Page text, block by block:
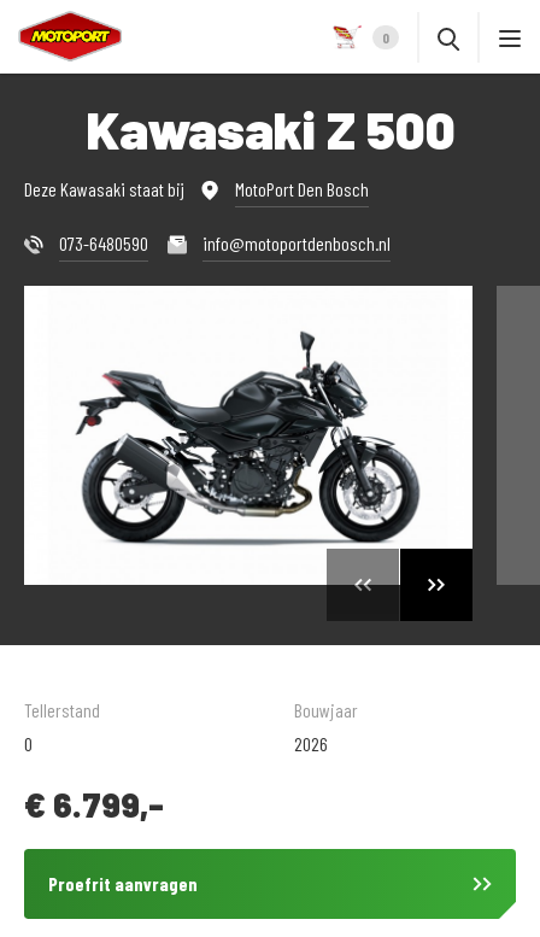
0
Kawasaki Z 500
Deze Kawasaki staat bij MotoPort Den Bosch
073-6480590 info@motoportdenbosch.nl
Tellerstand
0
Bouwjaar
2026
€ 6.799,-
Proefrit aanvragen